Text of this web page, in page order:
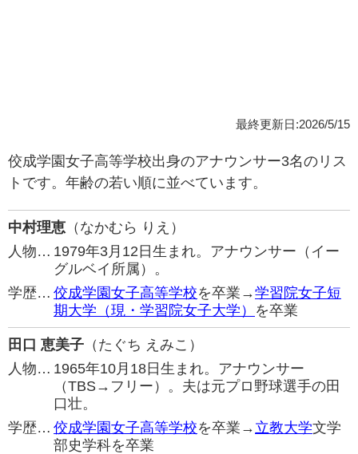
最終更新日:2026/5/15
佼成学園女子高等学校出身のアナウンサー3名のリス
トです。年齢の若い順に並べています。
中村理恵 （なかむら りえ）
人物… 1979年3月12日生まれ。アナウンサー（イー
グルベイ所属）。
学歴… 佼成学園女子高等学校を卒業→学習院女子短
期大学（現・学習院女子大学） を卒業
田口 恵美子 （たぐち えみこ）
人物… 1965年10月18日生まれ。アナウンサー
（TBS→フリー）。夫は元プロ野球選手の田
口壮。
学歴… 佼成学園女子高等学校を卒業→ 立教大学文学
部史学科を卒業